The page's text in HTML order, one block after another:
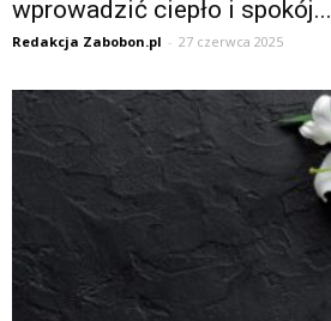
wprowadzić ciepło i spokój...
Redakcja Zabobon.pl - 27 czerwca 2025